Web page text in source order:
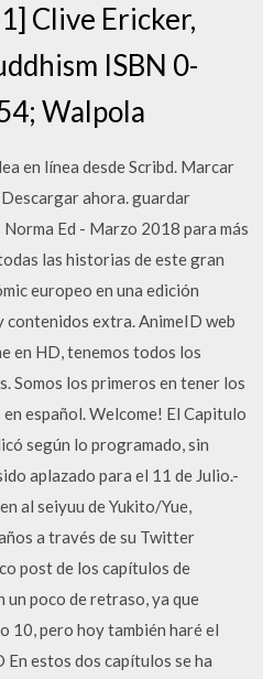
Clive Ericker,
ISBN 0-
Walpola
en línea desde Scribd. Marcar
ahora. guardar
Ed - Marzo 2018 para más
las historias de este gran
europeo en una edición
contenidos extra. AnimeID web
en HD, tenemos todos los
Somos los primeros en tener los
español. Welcome! El Capitulo
según lo programado, sin
aplazado para el 11 de Julio.-
al seiyuu de Yukito/Yue,
a través de su Twitter
post de los capítulos de
un poco de retraso, ya que
10, pero hoy también haré el
estos dos capítulos se ha